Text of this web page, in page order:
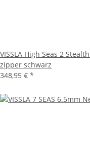
VISSLA High Seas 2
zipper schwarz
348,95 € *